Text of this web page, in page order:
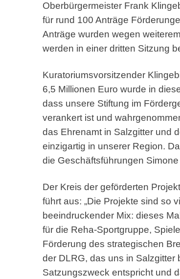
Oberbürgermeister Frank
für rund 100 Anträge
Anträge wurden wegen
werden in einer dritten Sitzung
Kuratoriumsvorsitzender
6,5 Millionen Euro wurde in
dass unsere Stiftung im
verankert ist und
das Ehrenamt in Salzgitter und
einzigartig in unserer Region.
die Geschäftsführungen
Der Kreis der geförderten
führt aus: „Die Projekte sind so
beeindruckender Mix: dieses
für die Reha-Sportgruppe,
Förderung des strategischen
der DLRG, das uns in Salzgitter
Satzungszweck entspricht und